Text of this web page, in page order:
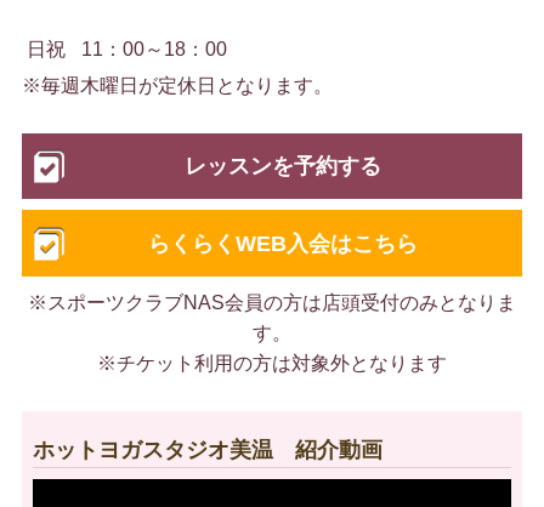
日祝
11：00～18：00
※毎週木曜日が定休日となります。
レッスンを予約する
らくらくWEB入会はこちら
※スポーツクラブNAS会員の方は店頭受付のみとなりま
す。
※チケット利用の方は対象外となります
ホットヨガスタジオ美温 紹介動画